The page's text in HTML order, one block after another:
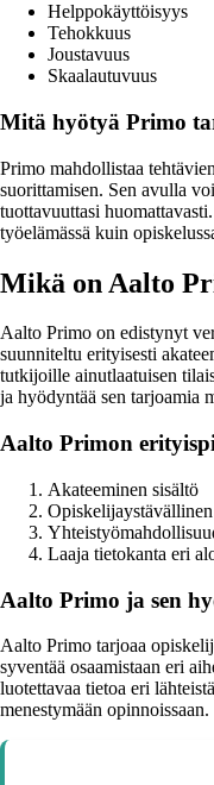
Helppokäyttöisyys
Tehokkuus
Joustavuus
Skaalautuvuus
Mitä hyötyä Primo
Primo mahdollistaa
suorittamisen. Sen avulla
tuottavuuttasi
työelämässä kuin
Mikä on Aalto
Aalto Primo on edistynyt
suunniteltu erityisesti
tutkijoille ainutlaatuisen
ja hyödyntää sen tarjoamia
Aalto Primon
Akateeminen sisältö
Laaja tietokanta eri
Aalto Primo ja sen
Aalto Primo tarjoaa
syventää osaamistaan eri
luotettavaa tietoa eri
menestymään opinnoissaan.